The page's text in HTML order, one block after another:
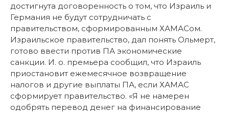
достигнута договоренность о том, что Израиль и
Германия не будут сотрудничать с
правительством, сформированным ХАМАСом.
Израильское правительство, дал понять Ольмерт,
готово ввести против ПА экономические
санкции. И. о. премьера сообщил, что Израиль
приостановит ежемесячное возвращение
налогов и другие выплаты ПА, если ХАМАС
сформирует правительство. «Я не намерен
одобрять перевод денег на финансирование